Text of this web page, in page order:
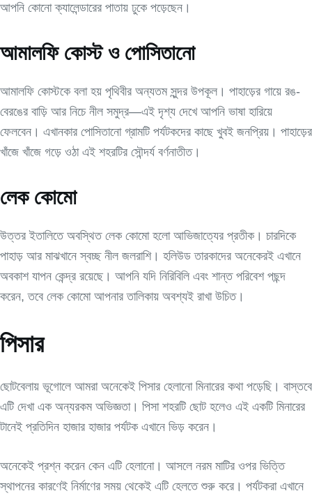
আপনি কোনো ক্যালেন্ডারের পাতায় ঢুকে পড়েছেন।
আমালফি কোস্ট ও পোসিতানো
আমালফি কোস্টকে বলা হয় পৃথিবীর অন্যতম সুন্দর উপকূল। পাহাড়ের গায়ে রঙ-
বেরঙের বাড়ি আর নিচে নীল সমুদ্র—এই দৃশ্য দেখে আপনি ভাষা হারিয়ে
ফেলবেন। এখানকার পোসিতানো গ্রামটি পর্যটকদের কাছে খুবই জনপ্রিয়। পাহাড়ের
খাঁজে খাঁজে গড়ে ওঠা এই শহরটির সৌন্দর্য বর্ণনাতীত।
লেক কোমো
উত্তর ইতালিতে অবস্থিত লেক কোমো হলো আভিজাত্যের প্রতীক। চারদিকে
পাহাড় আর মাঝখানে স্বচ্ছ নীল জলরাশি। হলিউড তারকাদের অনেকেরই এখানে
অবকাশ যাপন কেন্দ্র রয়েছে। আপনি যদি নিরিবিলি এবং শান্ত পরিবেশ পছন্দ
করেন, তবে লেক কোমো আপনার তালিকায় অবশ্যই রাখা উচিত।
পিসার
ছোটবেলায় ভূগোলে আমরা অনেকেই পিসার হেলানো মিনারের কথা পড়েছি। বাস্তবে
এটি দেখা এক অন্যরকম অভিজ্ঞতা। পিসা শহরটি ছোট হলেও এই একটি মিনারের
টানেই প্রতিদিন হাজার হাজার পর্যটক এখানে ভিড় করেন।
অনেকেই প্রশ্ন করেন কেন এটি হেলানো। আসলে নরম মাটির ওপর ভিত্তি
স্থাপনের কারণেই নির্মাণের সময় থেকেই এটি হেলতে শুরু করে। পর্যটকরা এখানে